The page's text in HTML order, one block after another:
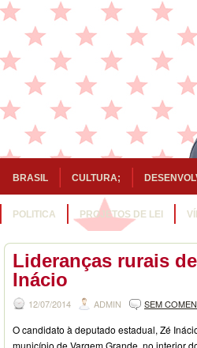
BRASIL CULTURA;
POLITICA PROJETOS DE LEI
Lideranças rurais
Inácio
12/07/2014 ADMIN SEM
O candidato à deputado estadual, Zé
município de Vargem Grande, no interior